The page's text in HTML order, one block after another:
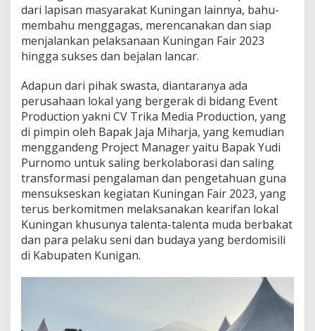
dari lapisan masyarakat Kuningan lainnya, bahu-
membahu menggagas, merencanakan dan siap
menjalankan pelaksanaan Kuningan Fair 2023
hingga sukses dan bejalan lancar.
Adapun dari pihak swasta, diantaranya ada
perusahaan lokal yang bergerak di bidang Event
Production yakni CV Trika Media Production, yang
di pimpin oleh Bapak Jaja Miharja, yang kemudian
menggandeng Project Manager yaitu Bapak Yudi
Purnomo untuk saling berkolaborasi dan saling
transformasi pengalaman dan pengetahuan guna
mensukseskan kegiatan Kuningan Fair 2023, yang
terus berkomitmen melaksanakan kearifan lokal
Kuningan khusunya talenta-talenta muda berbakat
dan para pelaku seni dan budaya yang berdomisili
di Kabupaten Kunigan.